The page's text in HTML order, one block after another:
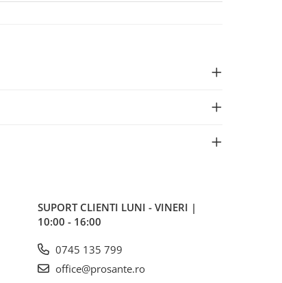
SUPORT CLIENTI LUNI - VINERI |
10:00 - 16:00
0745 135 799
office@prosante.ro